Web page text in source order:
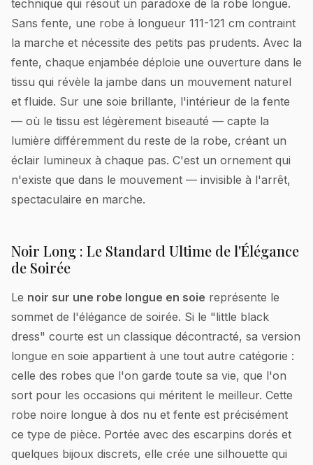
technique qui résout un paradoxe de la robe longue.
Sans fente, une robe à longueur 111-121 cm contraint
la marche et nécessite des petits pas prudents. Avec la
fente, chaque enjambée déploie une ouverture dans le
tissu qui révèle la jambe dans un mouvement naturel
et fluide. Sur une soie brillante, l'intérieur de la fente
— où le tissu est légèrement biseauté — capte la
lumière différemment du reste de la robe, créant un
éclair lumineux à chaque pas. C'est un ornement qui
n'existe que dans le mouvement — invisible à l'arrêt,
spectaculaire en marche.
Noir Long : Le Standard Ultime de l'Élégance
de Soirée
Le noir sur une robe longue en soie représente le
sommet de l'élégance de soirée. Si le "little black
dress" courte est un classique décontracté, sa version
longue en soie appartient à une tout autre catégorie :
celle des robes que l'on garde toute sa vie, que l'on
sort pour les occasions qui méritent le meilleur. Cette
robe noire longue à dos nu et fente est précisément
ce type de pièce. Portée avec des escarpins dorés et
quelques bijoux discrets, elle crée une silhouette qui